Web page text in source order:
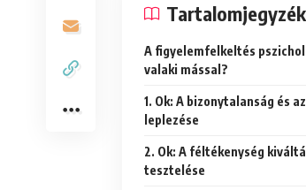
Tartalomjegyzék
A figyelemfelkeltés
valaki mással?
1. Ok: A bizonytalanság és
leplezése
2. Ok: A féltékenység
tesztelése